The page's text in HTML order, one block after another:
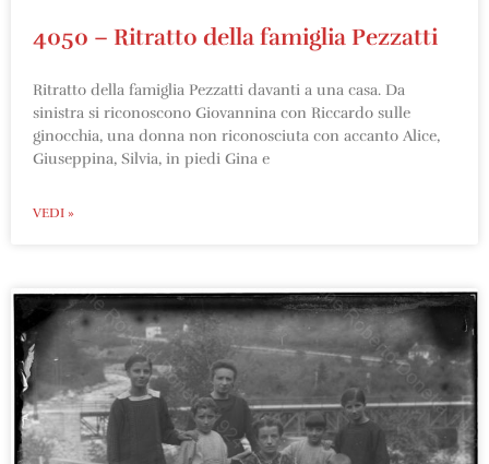
4050 – Ritratto della famiglia Pezzatti
Ritratto della famiglia Pezzatti davanti a una casa. Da
sinistra si riconoscono Giovannina con Riccardo sulle
ginocchia, una donna non riconosciuta con accanto Alice,
Giuseppina, Silvia, in piedi Gina e
VEDI »